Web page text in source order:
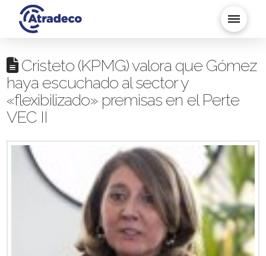
Cristeto (KPMG) valora que Gómez
haya escuchado al sector y
«flexibilizado» premisas en el Perte
VEC II